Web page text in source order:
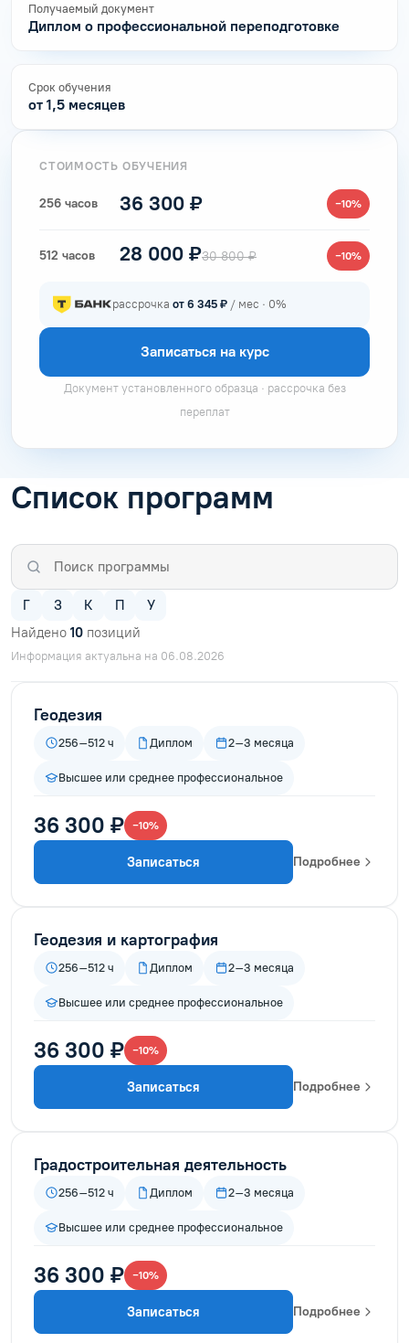
Получаемый документ
Диплом о профессиональной переподготовке
Срок обучения
от 1,5 месяцев
СТОИМОСТЬ ОБУЧЕНИЯ
256 часов 36 300 ₽ −10%
512 часов 28 000 ₽30 800 ₽ −10%
рассрочка от 6 345 ₽ / мес · 0%
Записаться на курс
Документ установленного образца · рассрочка без
переплат
Список программ
Г З К П
У
Найдено 10 позиций
Информация актуальна на 06.08.2026
Геодезия
256–512 ч Диплом 2–3 месяца
Высшее или среднее профессиональное
36 300 ₽ −10%
Записаться Подробнее
Геодезия и картография
256–512 ч Диплом 2–3 месяца
Высшее или среднее профессиональное
36 300 ₽ −10%
Записаться Подробнее
Градостроительная деятельность
256–512 ч Диплом 2–3 месяца
Высшее или среднее профессиональное
36 300 ₽ −10%
Записаться Подробнее